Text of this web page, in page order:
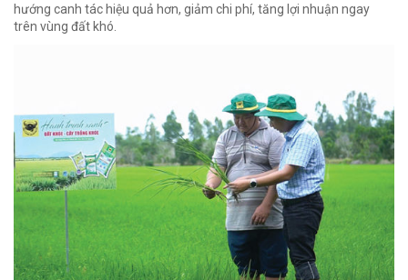
hướng canh tác hiệu quả hơn, giảm chi phí, tăng lợi nhuận ngay
trên vùng đất khó.